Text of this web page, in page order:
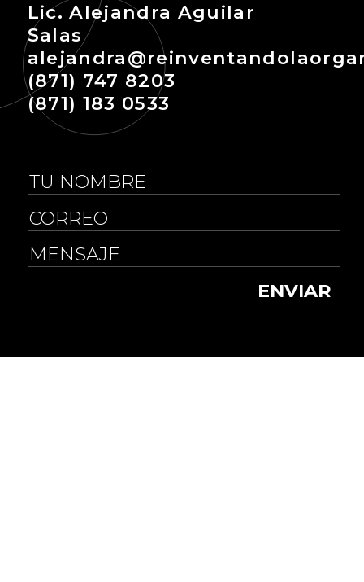
Lic. Alejandra Aguilar
Salas
(871) 747 8203
(871) 183 0533